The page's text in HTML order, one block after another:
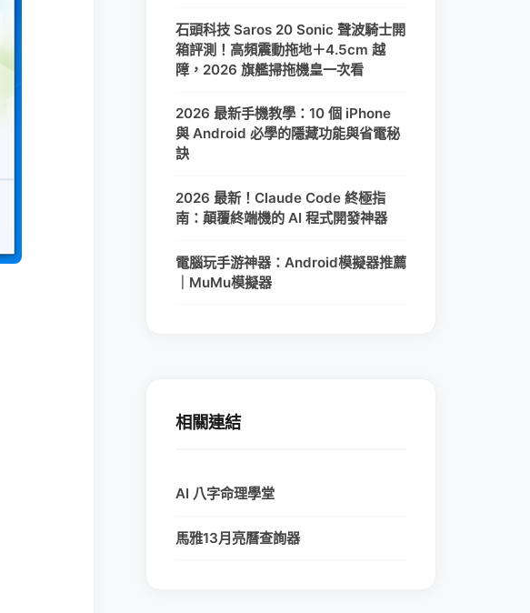
石頭科技 Saros 20 Sonic 聲波騎士開
箱評測！高頻震動拖地＋4.5cm 越
障，2026 旗艦掃拖機皇一次看
2026 最新手機教學：10 個 iPhone
與 Android 必學的隱藏功能與省電秘
訣
2026 最新！Claude Code 終極指
南：顛覆終端機的 AI 程式開發神器
電腦玩手游神器：Android模擬器推薦
｜MuMu模擬器
相關連結
AI 八字命理學堂
馬雅13月亮曆查詢器